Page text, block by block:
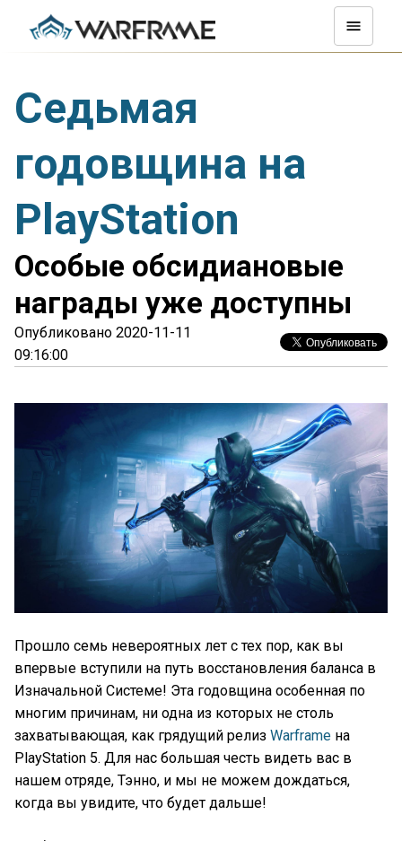
Седьмая
годовщина на
PlayStation
Особые обсидиановые
награды уже доступны
Опубликовано 2020-11-11
09:16:00
Прошло семь невероятных лет с тех пор, как вы
впервые вступили на путь восстановления баланса в
Изначальной Системе! Эта годовщина особенная по
многим причинам, ни одна из которых не столь
захватывающая, как грядущий релиз Warframe на
PlayStation 5. Для нас большая честь видеть вас в
нашем отряде, Тэнно, и мы не можем дождаться,
когда вы увидите, что будет дальше!